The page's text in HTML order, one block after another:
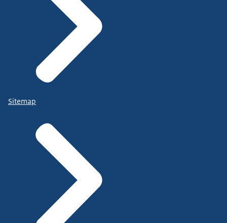
Sitemap